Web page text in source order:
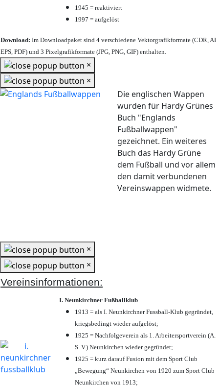
1945 = reaktiviert
1997 = aufgelöst
Download: Im Downloadpaket sind 4 verschiedene Vektorgrafikformate (CDR, AI
EPS, PDF) und 3 Pixelgrafikformate (JPG, PNG, GIF) enthalten.
×
×
Die englischen Wappen
wurden für Hardy Grünes
Buch "Englands
Fußballwappen"
gezeichnet. Ein weiteres
Buch das Hardy Grüne
dem Fußball und vor allem
den damit verbundenen
Vereinswappen widmete.
×
×
Vereinsinformationen:
I. Neunkirchner Fußballklub
1913 = als I. Neunkirchner Fussball-Klub gegründet,
kriegsbedingt wieder aufgelöst;
1925 = Nachfolgeverein als 1. Arbeitersportverein (A.
S. V.) Neunkirchen wieder gegründet;
1925 = kurz darauf Fusion mit dem Sport Club
„Bewegung“ Neunkirchen von 1920 zum Sport Club
Neunkirchen von 1913;